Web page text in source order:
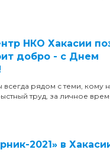
НКО Хакасии
добро - с Днем
всегда рядом с теми, кому
труд, за личное
2021» в